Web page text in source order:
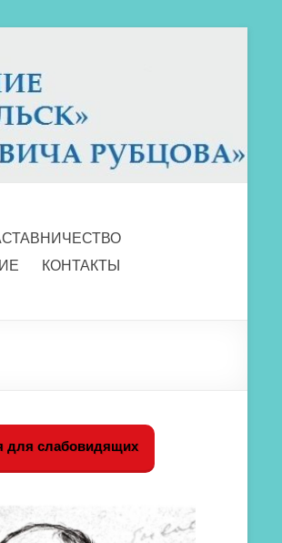
КОНТАКТЫ
для слабовидящих